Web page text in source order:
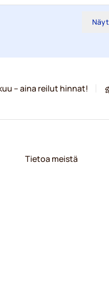
– aina reilut hinnat!
Tietoa meistä